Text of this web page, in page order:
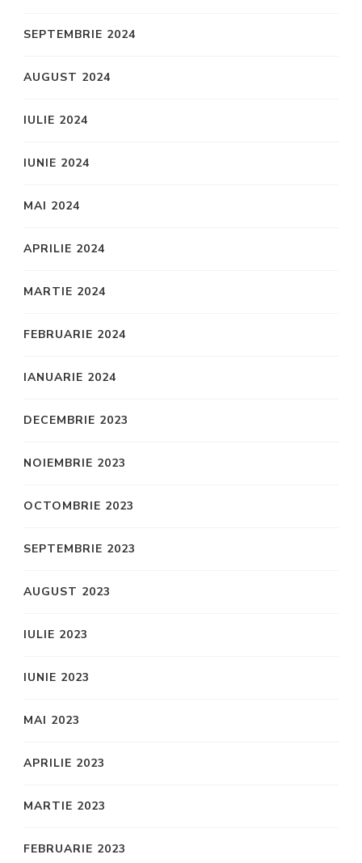
SEPTEMBRIE 2024
AUGUST 2024
IULIE 2024
IUNIE 2024
MAI 2024
APRILIE 2024
MARTIE 2024
FEBRUARIE 2024
IANUARIE 2024
DECEMBRIE 2023
NOIEMBRIE 2023
OCTOMBRIE 2023
SEPTEMBRIE 2023
AUGUST 2023
IULIE 2023
IUNIE 2023
MAI 2023
APRILIE 2023
MARTIE 2023
FEBRUARIE 2023